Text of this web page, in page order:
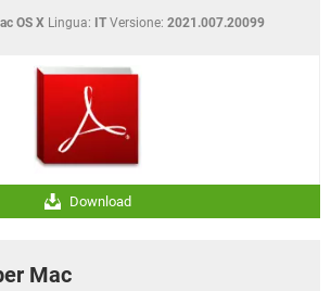
OS X Lingua: IT Versione: 2021.007.20099
Download
Mac